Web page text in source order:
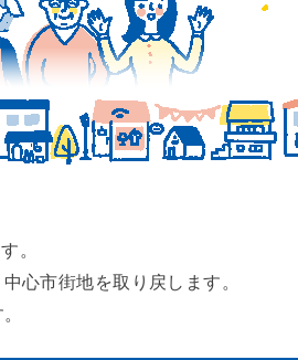
。
心市街地を取り戻します。